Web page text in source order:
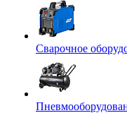
Сварочное